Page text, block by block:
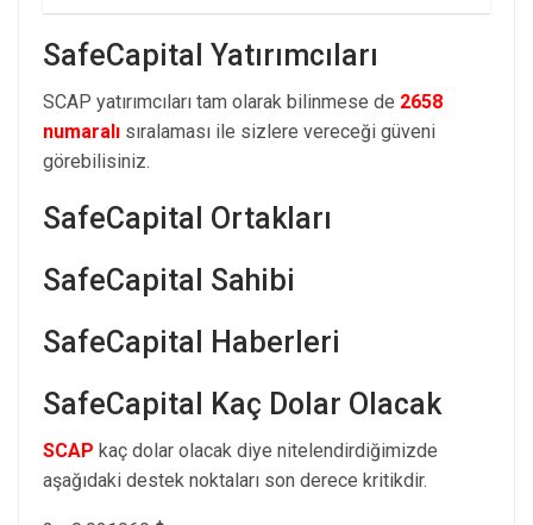
SafeCapital Yatırımcıları
SCAP yatırımcıları tam olarak bilinmese de 2658
numaralı sıralaması ile sizlere vereceği güveni
görebilisiniz.
SafeCapital Ortakları
SafeCapital Sahibi
SafeCapital Haberleri
SafeCapital Kaç Dolar Olacak
SCAP kaç dolar olacak diye nitelendirdiğimizde
aşağıdaki destek noktaları son derece kritikdir.